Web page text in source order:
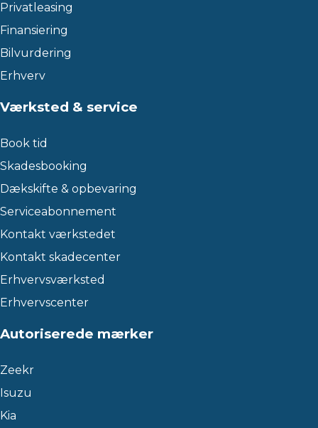
Privatleasing
Finansiering
Bilvurdering
Erhverv
Værksted & service
Book tid
Skadesbooking
Dækskifte & opbevaring
Serviceabonnement
Kontakt værkstedet
Kontakt skadecenter
Erhvervsværksted
Erhvervscenter
Autoriserede mærker
Zeekr
Isuzu
Kia